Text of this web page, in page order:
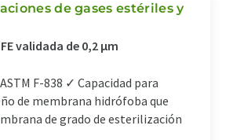
de gases estériles y
validada de 0,2 µm
F-838 ✓ Capacidad para
de membrana hidrófoba que
de grado de esterilización